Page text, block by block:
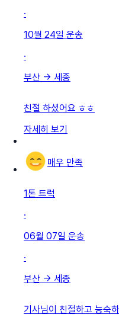
·
10월 24일 운송
·
부산 → 세종
친절 하셨어요 ㅎㅎ
자세히 보기
매우 만족
1톤 트럭
·
06월 07일 운송
·
부산 → 세종
기사님이 친절하고 능숙